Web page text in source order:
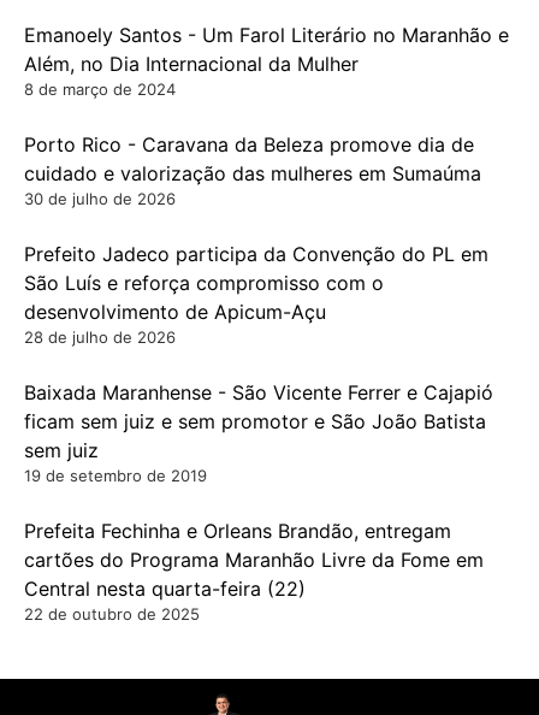
Emanoely Santos - Um Farol Literário no Maranhão e
Além, no Dia Internacional da Mulher
8 de março de 2024
Porto Rico - Caravana da Beleza promove dia de
cuidado e valorização das mulheres em Sumaúma
30 de julho de 2026
Prefeito Jadeco participa da Convenção do PL em
São Luís e reforça compromisso com o
desenvolvimento de Apicum-Açu
28 de julho de 2026
Baixada Maranhense - São Vicente Ferrer e Cajapió
ficam sem juiz e sem promotor e São João Batista
sem juiz
19 de setembro de 2019
Prefeita Fechinha e Orleans Brandão, entregam
cartões do Programa Maranhão Livre da Fome em
Central nesta quarta-feira (22)
22 de outubro de 2025